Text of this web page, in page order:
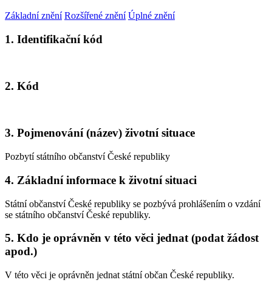
Základní znění Rozšířené znění Úplné znění
1. Identifikační kód
2. Kód
3. Pojmenování (název) životní situace
Pozbytí státního občanství České republiky
4. Základní informace k životní situaci
Státní občanství České republiky se pozbývá prohlášením o vzdání
se státního občanství České republiky.
5. Kdo je oprávněn v této věci jednat (podat žádost
apod.)
V této věci je oprávněn jednat státní občan České republiky.